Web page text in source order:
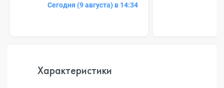
Сегодня (9 августа) в 14:34
Характеристики